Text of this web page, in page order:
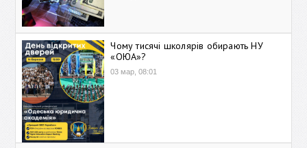
Чому тисячі школярів обирають НУ
«ОЮА»?
03 мар, 08:01